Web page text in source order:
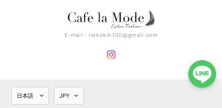
E-mail： reikokih100@gmail.com